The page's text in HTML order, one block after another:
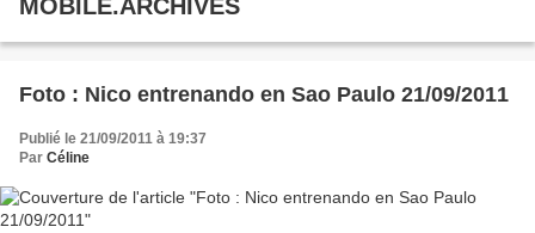
MOBILE.ARCHIVES
Foto : Nico entrenando en Sao Paulo 21/09/2011
Publié le 21/09/2011 à 19:37
Par Céline